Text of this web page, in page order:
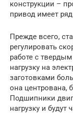
конструкции –
привод имеет
Прежде всего,
регулировать
работе с
нагрузку на
заготовками
она центрована,
Подшипники
нагрузку и будут